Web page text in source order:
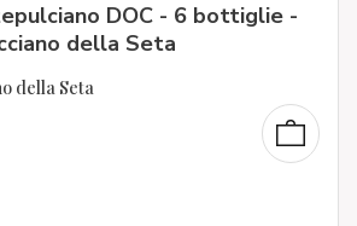
DOC - 6 bottiglie -
della Seta
della Seta